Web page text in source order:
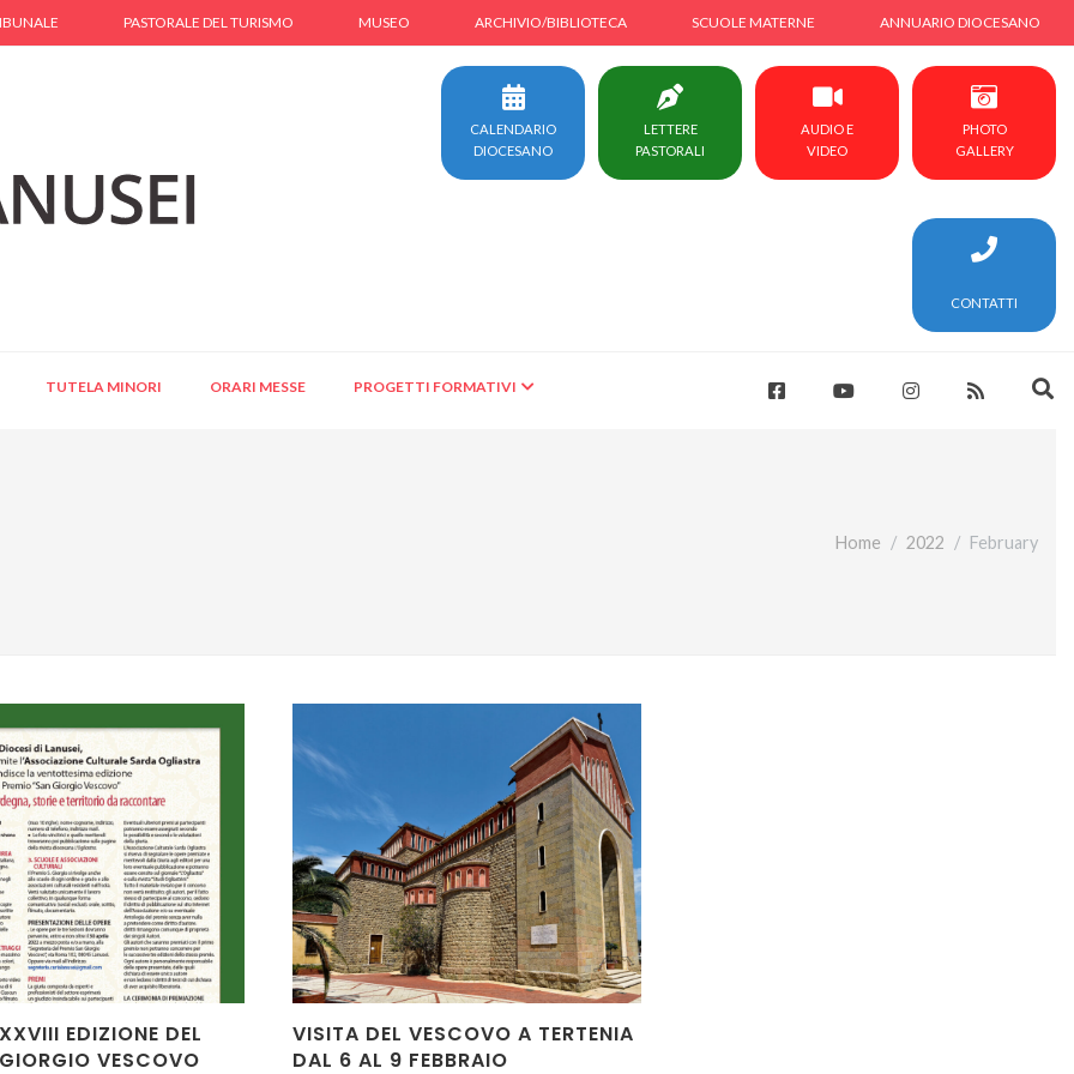
PASTORALE DEL TURISMO MUSEO ARCHIVIO/BIBLIOTECA SCUOLE MATERNE ANNUARIO DIOCESANO
CALENDARIO
DIOCESANO
LETTERE
PASTORALI
AUDIO E
VIDEO
PHOTO
GALLERY
CONTATTI
TUTELA MINORI ORARI MESSE PROGETTI FORMATIVI
Home 2022 February
EDIZIONE DEL
VESCOVO
VISITA DEL VESCOVO A TERTENIA
DAL 6 AL 9 FEBBRAIO